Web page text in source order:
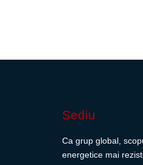
Sediu
Ca grup global,
energetice mai